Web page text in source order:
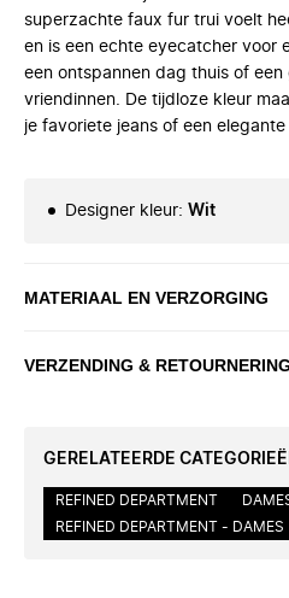
superzachte faux fur trui voelt
en is een echte eyecatcher voor
een ontspannen dag thuis of
vriendinnen. De tijdloze kleur
je favoriete jeans of een elegante
Designer kleur: Wit
MATERIAAL EN VERZORGING
VERZENDING & RETOURNERING
GERELATEERDE
REFINED DEPARTMENT
REFINED DEPARTMENT - DAMES